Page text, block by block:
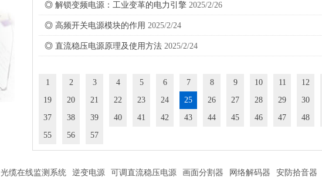
◎ 解锁变频电源：工业变革的电力引擎 2025/2/26
◎ 高频开关电源模块的作用 2025/2/24
◎ 直流稳压电源原理及使用方法 2025/2/24
1 2 3 4 5 6 7 8 9 10 11 12
19
20 21 22 23 24 25 26 27 28 29 30
37
38 39 40 41 42 43 44 45 46 47 48
55
56 57
光缆在线监测系统 逆变电源 可调直流稳压电源 画面分割器 网络解码器 安防拾音器